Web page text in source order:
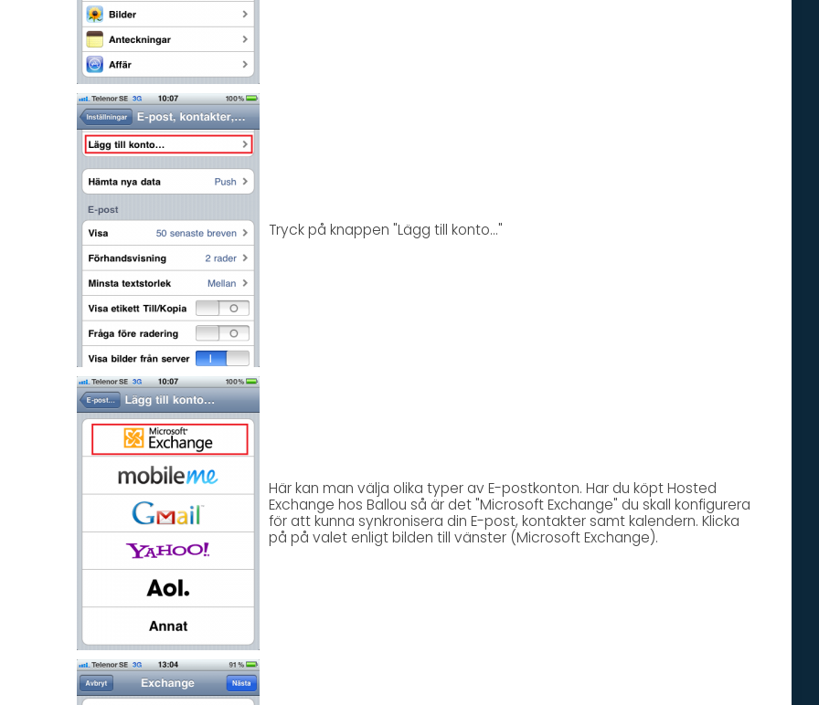
Tryck på knappen "Lägg till konto..."
Här kan man välja olika typer av E-postkonton. Har du köpt Hosted
Exchange hos Ballou så är det "Microsoft Exchange" du skall konfigurera
för att kunna synkronisera din E-post, kontakter samt kalendern. Klicka
på på valet enligt bilden till vänster (Microsoft Exchange).